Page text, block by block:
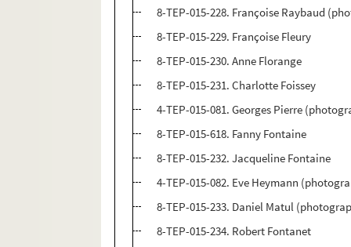
8-TEP-015-228. Françoise Raybaud
8-TEP-015-229. Françoise Fleury
8-TEP-015-230. Anne Florange
8-TEP-015-231. Charlotte Foissey
4-TEP-015-081. Georges Pierre
8-TEP-015-618. Fanny Fontaine
8-TEP-015-232. Jacqueline Fontaine
4-TEP-015-082. Eve Heymann
8-TEP-015-233. Daniel Matul
8-TEP-015-234. Robert Fontanet